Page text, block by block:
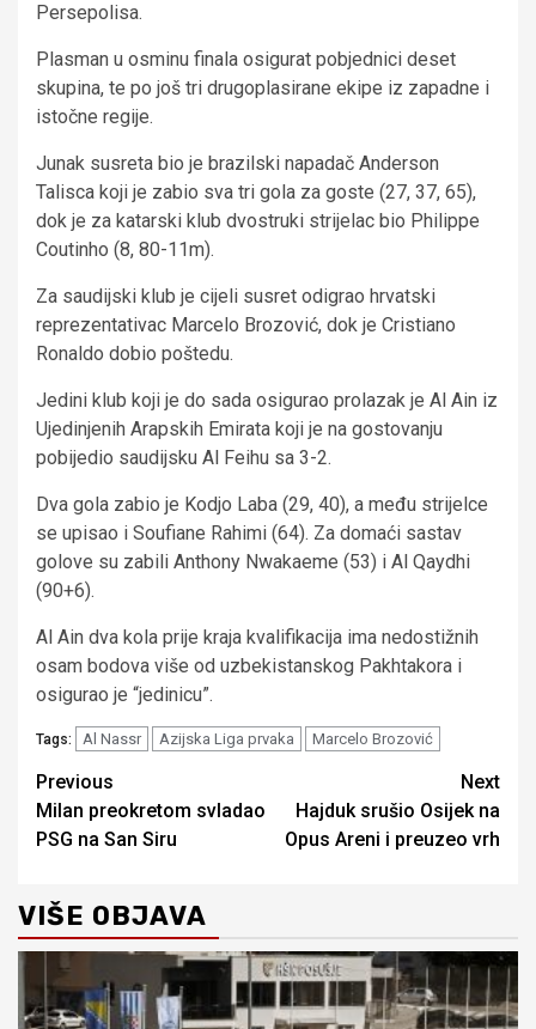
Persepolisa.
Plasman u osminu finala osigurat pobjednici deset
skupina, te po još tri drugoplasirane ekipe iz zapadne i
istočne regije.
Junak susreta bio je brazilski napadač Anderson
Talisca koji je zabio sva tri gola za goste (27, 37, 65),
dok je za katarski klub dvostruki strijelac bio Philippe
Coutinho (8, 80-11m).
Za saudijski klub je cijeli susret odigrao hrvatski
reprezentativac Marcelo Brozović, dok je Cristiano
Ronaldo dobio poštedu.
Jedini klub koji je do sada osigurao prolazak je Al Ain iz
Ujedinjenih Arapskih Emirata koji je na gostovanju
pobijedio saudijsku Al Feihu sa 3-2.
Dva gola zabio je Kodjo Laba (29, 40), a među strijelce
se upisao i Soufiane Rahimi (64). Za domaći sastav
golove su zabili Anthony Nwakaeme (53) i Al Qaydhi
(90+6).
Al Ain dva kola prije kraja kvalifikacija ima nedostižnih
osam bodova više od uzbekistanskog Pakhtakora i
osigurao je “jedinicu”.
Tags: Al Nassr Azijska Liga prvaka Marcelo Brozović
Continue
Reading
Previous
Milan preokretom svladao
PSG na San Siru
Next
Hajduk srušio Osijek na
Opus Areni i preuzeo vrh
VIŠE OBJAVA